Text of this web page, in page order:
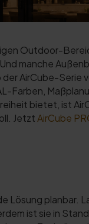
Outdoor-
manche
der AirCube-Serie
Farben,
bietet, ist
Jetzt AirCube
Lösung planbar.
ist sie in